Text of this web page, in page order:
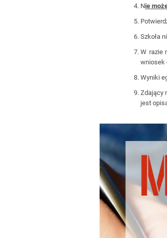
Nie
Szkoła
W razie
wniosek
Wyniki
Zdający
jest